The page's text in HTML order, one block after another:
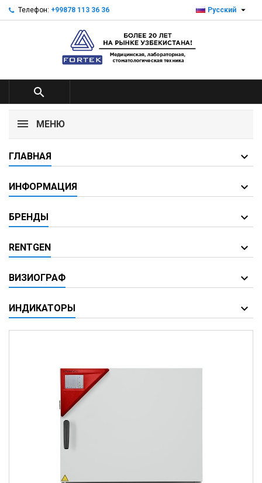
Телефон: +99878 113 36 36 Русский 

МЕНЮ
ГЛАВНАЯ
ИНФОРМАЦИЯ
БРЕНДЫ
RENTGEN
ВИЗИОГРАФ
ИНДИКАТОРЫ